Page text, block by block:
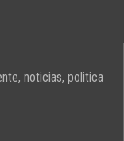
noticias, politica